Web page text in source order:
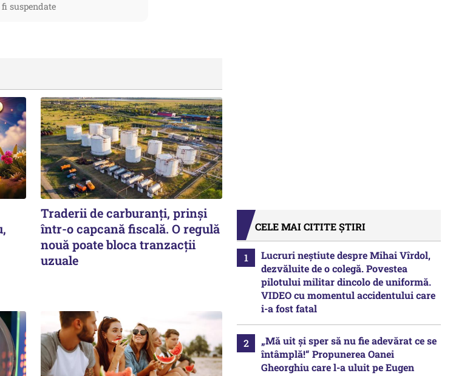
suspendate
Traderii de carburanți, prinși
într-o capcană fiscală. O regulă
nouă poate bloca tranzacții
uzuale
CELE MAI CITITE ȘTIRI
Lucruri neștiute despre Mihai Vîrdol,
dezvăluite de o colegă. Povestea
pilotului militar dincolo de uniformă.
VIDEO cu momentul accidentului care
i-a fost fatal
„Mă uit și sper să nu fie adevărat ce se
întâmplă!“ Propunerea Oanei
Gheorghiu care l-a uluit pe Eugen